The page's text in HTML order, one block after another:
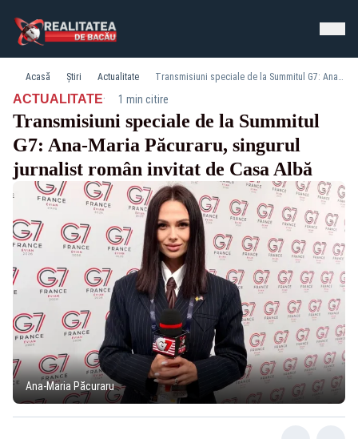
Acasă Știri Actualitate Transmisiuni speciale de la Summitul G7: Ana-Maria Păcuraru, singurul jurnalist român invitat de Casa Albă
ACTUALITATE· 1 min citire
Transmisiuni speciale de la Summitul
G7: Ana-Maria Păcuraru, singurul
jurnalist român invitat de Casa Albă
Ana-Maria Păcuraru